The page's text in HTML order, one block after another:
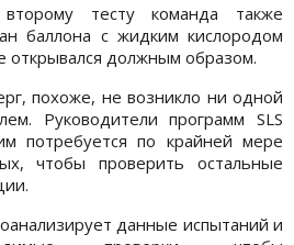
тесту команда также
баллона с жидким кислородом
открывался должным образом.
похоже, не возникло ни одной
Руководители программ SLS
потребуется по крайней мере
чтобы проверить остальные
данные испытаний и